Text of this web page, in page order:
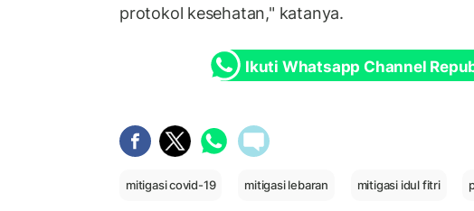
protokol kesehatan," katanya.
Ikuti Whatsapp Channel
mitigasi covid-19 mitigasi lebaran mitigasi idul fitri